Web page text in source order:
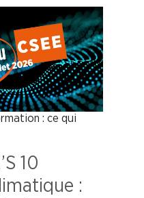
: ce qui
10
: